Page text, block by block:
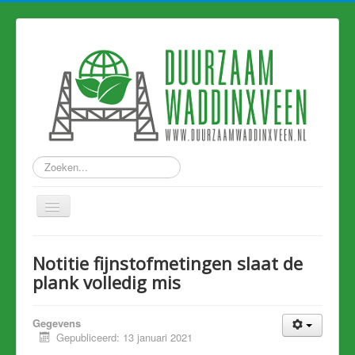
Zoeken...
Nieuws
Duurzame links
Notitie fijnstofmetingen slaat de
plank volledig mis
Gegevens
Gepubliceerd: 13 januari 2021